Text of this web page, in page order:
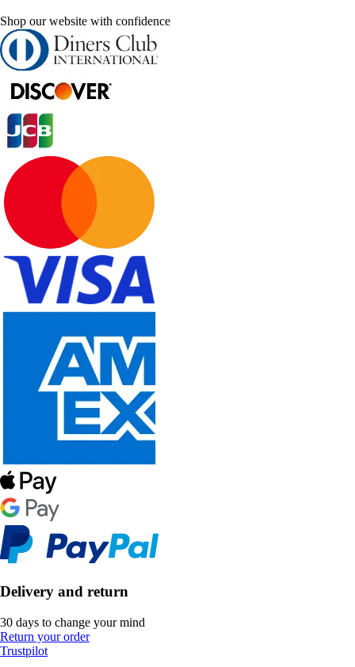
Shop our website with confidence
Delivery and return
30 days to change your mind
Return your order
Trustpilot